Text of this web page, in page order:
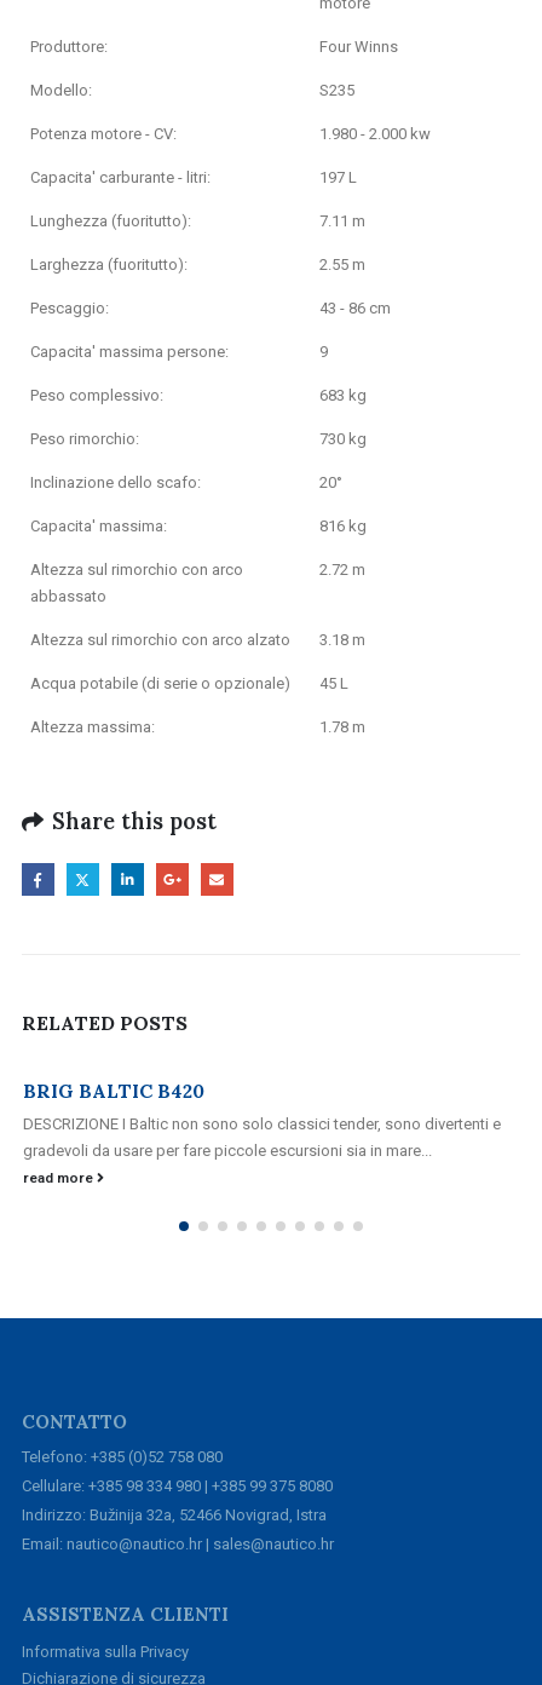
Produttore: Four Winns
Modello: S235
Potenza motore - CV: 1.980 - 2.000 kw
Capacita' carburante - litri: 197 L
Lunghezza (fuoritutto): 7.11 m
Larghezza (fuoritutto): 2.55 m
Pescaggio: 43 - 86 cm
Capacita' massima persone: 9
Peso complessivo: 683 kg
Peso rimorchio: 730 kg
Inclinazione dello scafo: 20°
Capacita' massima: 816 kg
Altezza sul rimorchio con arco
abbassato
2.72 m
Altezza sul rimorchio con arco alzato 3.18 m
Acqua potabile (di serie o opzionale) 45 L
Altezza massima: 1.78 m
Share this post
RELATED POSTS
BRIG BALTIC B420
DESCRIZIONE I Baltic non sono solo classici tender, sono divertenti e
gradevoli da usare per fare piccole escursioni sia in mare...
read more
CONTATTO
Telefono: +385 (0)52 758 080
Cellulare: +385 98 334 980 | +385 99 375 8080
Indirizzo: Bužinija 32a, 52466 Novigrad, Istra
Email: nautico@nautico.hr | sales@nautico.hr
ASSISTENZA CLIENTI
Informativa sulla Privacy
Dichiarazione di sicurezza